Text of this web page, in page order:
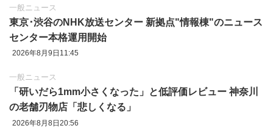
一般ニュース
東京‪･‬渋谷のNHK放送センター 新拠点"情報棟"のニュース
センター本格運用開始
2026年8月9日11:45
一般ニュース
「研いだら1mm小さくなった」と低評価レビュー 神奈川
の老舗刃物店「悲しくなる」
2026年8月8日20:56